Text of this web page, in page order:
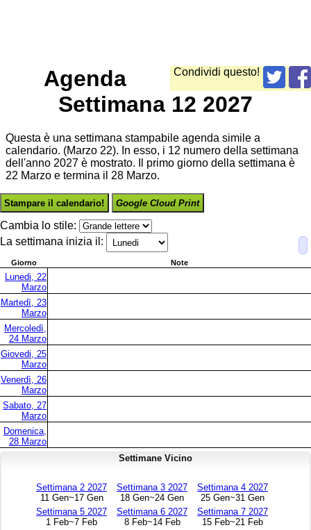
Condividi questo!
Agenda
Settimana 12 2027
Questa è una settimana stampabile agenda simile a
calendario. (Marzo 22). In esso, i 12 numero della settimana
dell'anno 2027 è mostrato. Il primo giorno della settimana è
22 Marzo e termina il 28 Marzo.
Stampare il calendario! Google Cloud Print
Cambia lo stile:
La settimana inizia il:
Giorno Note
Lunedi, 22
Marzo
Martedì, 23
Marzo
Mercoledì,
24 Marzo
Giovedi, 25
Marzo
Venerdì, 26
Marzo
Sabato, 27
Marzo
Domenica,
28 Marzo
Settimane Vicino
Settimana 2 2027
11 Gen~17 Gen
Settimana 3 2027
18 Gen~24 Gen
Settimana 4 2027
25 Gen~31 Gen
Settimana 5 2027
1 Feb~7 Feb
Settimana 6 2027
8 Feb~14 Feb
Settimana 7 2027
15 Feb~21 Feb